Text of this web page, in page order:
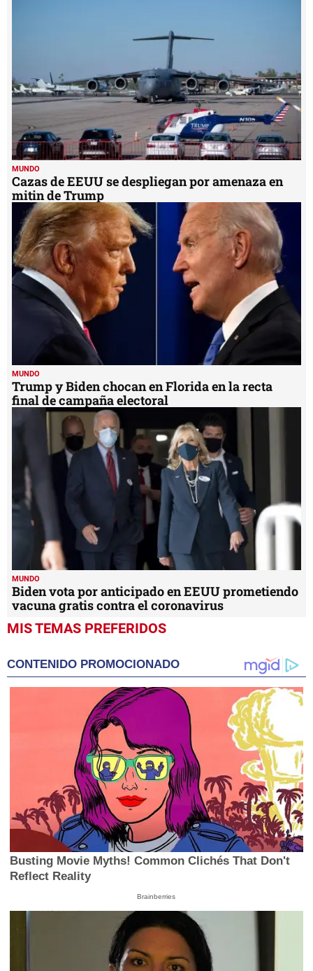
MUNDO
Cazas de EEUU se despliegan por amenaza en
mitin de Trump
MUNDO
Trump y Biden chocan en Florida en la recta
final de campaña electoral
MUNDO
Biden vota por anticipado en EEUU prometiendo
vacuna gratis contra el coronavirus
MIS TEMAS PREFERIDOS
CONTENIDO PROMOCIONADO
Busting Movie Myths! Common Clichés That Don't
Reflect Reality
Brainberries